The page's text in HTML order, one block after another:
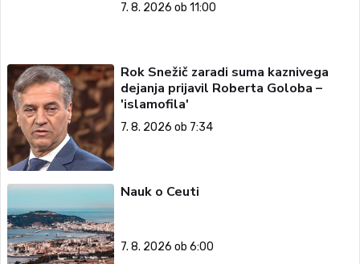
7. 8. 2026 ob 11:00
Rok Snežič zaradi suma kaznivega
dejanja prijavil Roberta Goloba –
'islamofila'
7. 8. 2026 ob 7:34
Nauk o Ceuti
7. 8. 2026 ob 6:00